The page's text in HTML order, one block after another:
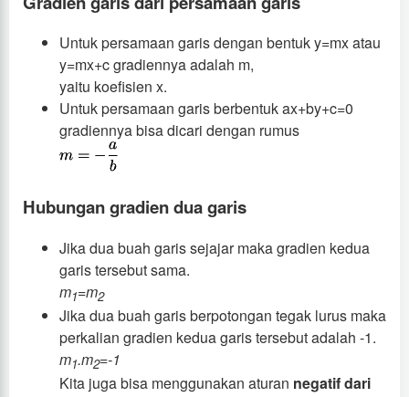
Untuk persamaan garis dengan bentuk y=mx atau
y=mx+c gradiennya adalah m,
yaitu koefisien x.
Untuk persamaan garis berbentuk ax+by+c=0
gradiennya bisa dicari dengan rumus
Hubungan gradien dua garis
Jika dua buah garis sejajar maka gradien kedua
garis tersebut sama.
m1=m2
Jika dua buah garis berpotongan tegak lurus maka
perkalian gradien kedua garis tersebut adalah -1.
m1.m2=-1
Kita juga bisa menggunakan aturan negatif dari